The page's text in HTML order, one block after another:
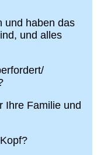
und haben das
und alles
Ihre Familie und